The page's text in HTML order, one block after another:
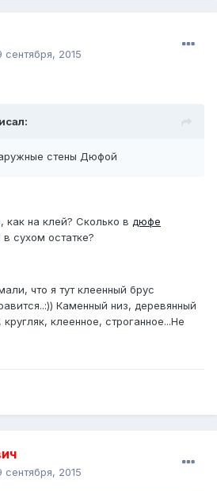
сентября, 2015
стены Дюфой
на клей? Сколько в дюфе
сухом остатке?
что я тут клеенный брус
Каменный низ, деревянный
клеенное, строганное...Не
сентября, 2015